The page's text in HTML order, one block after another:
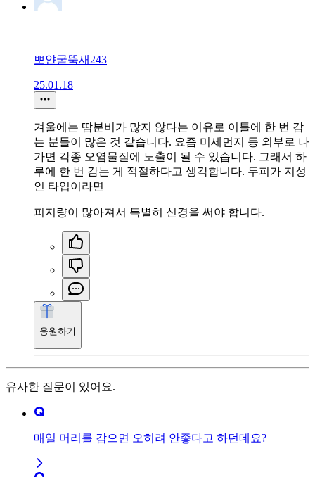
뽀얀굴뚝새243
25.01.18
겨울에는 땀분비가 많지 않다는 이유로 이틀에 한 번 감
는 분들이 많은 것 같습니다. 요즘 미세먼지 등 외부로 나
가면 각종 오염물질에 노출이 될 수 있습니다. 그래서 하
루에 한 번 감는 게 적절하다고 생각합니다. 두피가 지성
인 타입이라면
피지량이 많아져서 특별히 신경을 써야 합니다.
응원하기
유사한 질문이 있어요.
매일 머리를 감으면 오히려 안좋다고 하던데요?